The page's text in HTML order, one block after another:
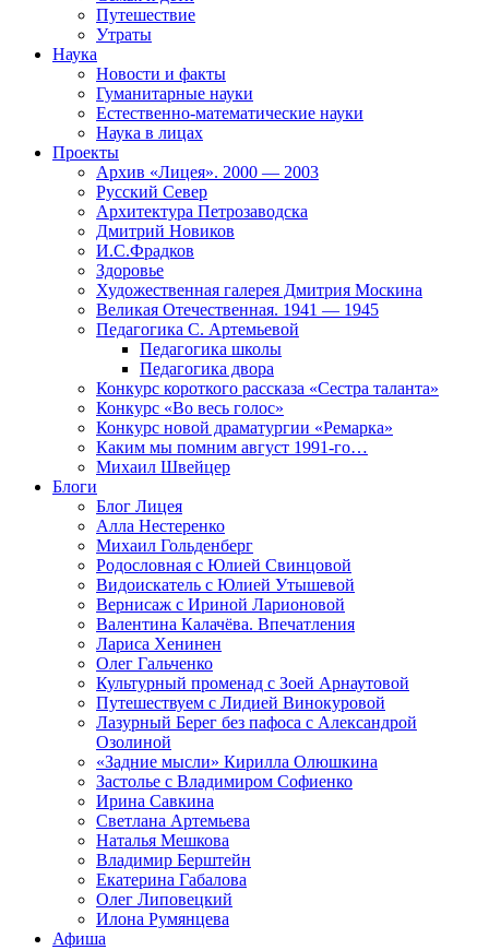
Путешествие
Утраты
Наука
Новости и факты
Гуманитарные науки
Естественно-математические науки
Наука в лицах
Проекты
Архив «Лицея». 2000 — 2003
Русский Север
Архитектура Петрозаводска
Дмитрий Новиков
И.С.Фрадков
Здоровье
Художественная галерея Дмитрия Москина
Великая Отечественная. 1941 — 1945
Педагогика С. Артемьевой
Педагогика школы
Педагогика двора
Конкурс короткого рассказа «Сестра таланта»
Конкурс «Во весь голос»
Конкурс новой драматургии «Ремарка»
Каким мы помним август 1991-го…
Михаил Швейцер
Блоги
Блог Лицея
Алла Нестеренко
Михаил Гольденберг
Родословная с Юлией Свинцовой
Видоискатель с Юлией Утышевой
Вернисаж с Ириной Ларионовой
Валентина Калачёва. Впечатления
Лариса Хенинен
Олег Гальченко
Культурный променад с Зоей Арнаутовой
Путешествуем с Лидией Винокуровой
Лазурный Берег без пафоса с Александрой
Озолиной
«Задние мысли» Кирилла Олюшкина
Застолье с Владимиром Софиенко
Ирина Савкина
Светлана Артемьева
Наталья Мешкова
Владимир Берштейн
Екатерина Габалова
Олег Липовецкий
Илона Румянцева
Афиша